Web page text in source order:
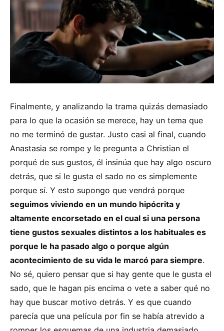
Finalmente, y analizando la trama quizás demasiado
para lo que la ocasión se merece, hay un tema que
no me terminó de gustar. Justo casi al final, cuando
Anastasia se rompe y le pregunta a Christian el
porqué de sus gustos, él insinúa que hay algo oscuro
detrás, que si le gusta el sado no es simplemente
porque sí. Y esto supongo que vendrá porque
seguimos viviendo en un mundo hipócrita y
altamente encorsetado en el cual si una persona
tiene gustos sexuales distintos a los habituales es
porque le ha pasado algo o porque algún
acontecimiento de su vida le marcó para siempre.
No sé, quiero pensar que si hay gente que le gusta el
sado, que le hagan pis encima o vete a saber qué no
hay que buscar motivo detrás. Y es que cuando
parecía que una película por fin se había atrevido a